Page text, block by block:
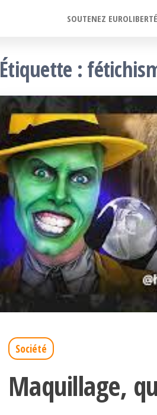
SOUTENEZ
Étiquette :
Société
Maquillage,